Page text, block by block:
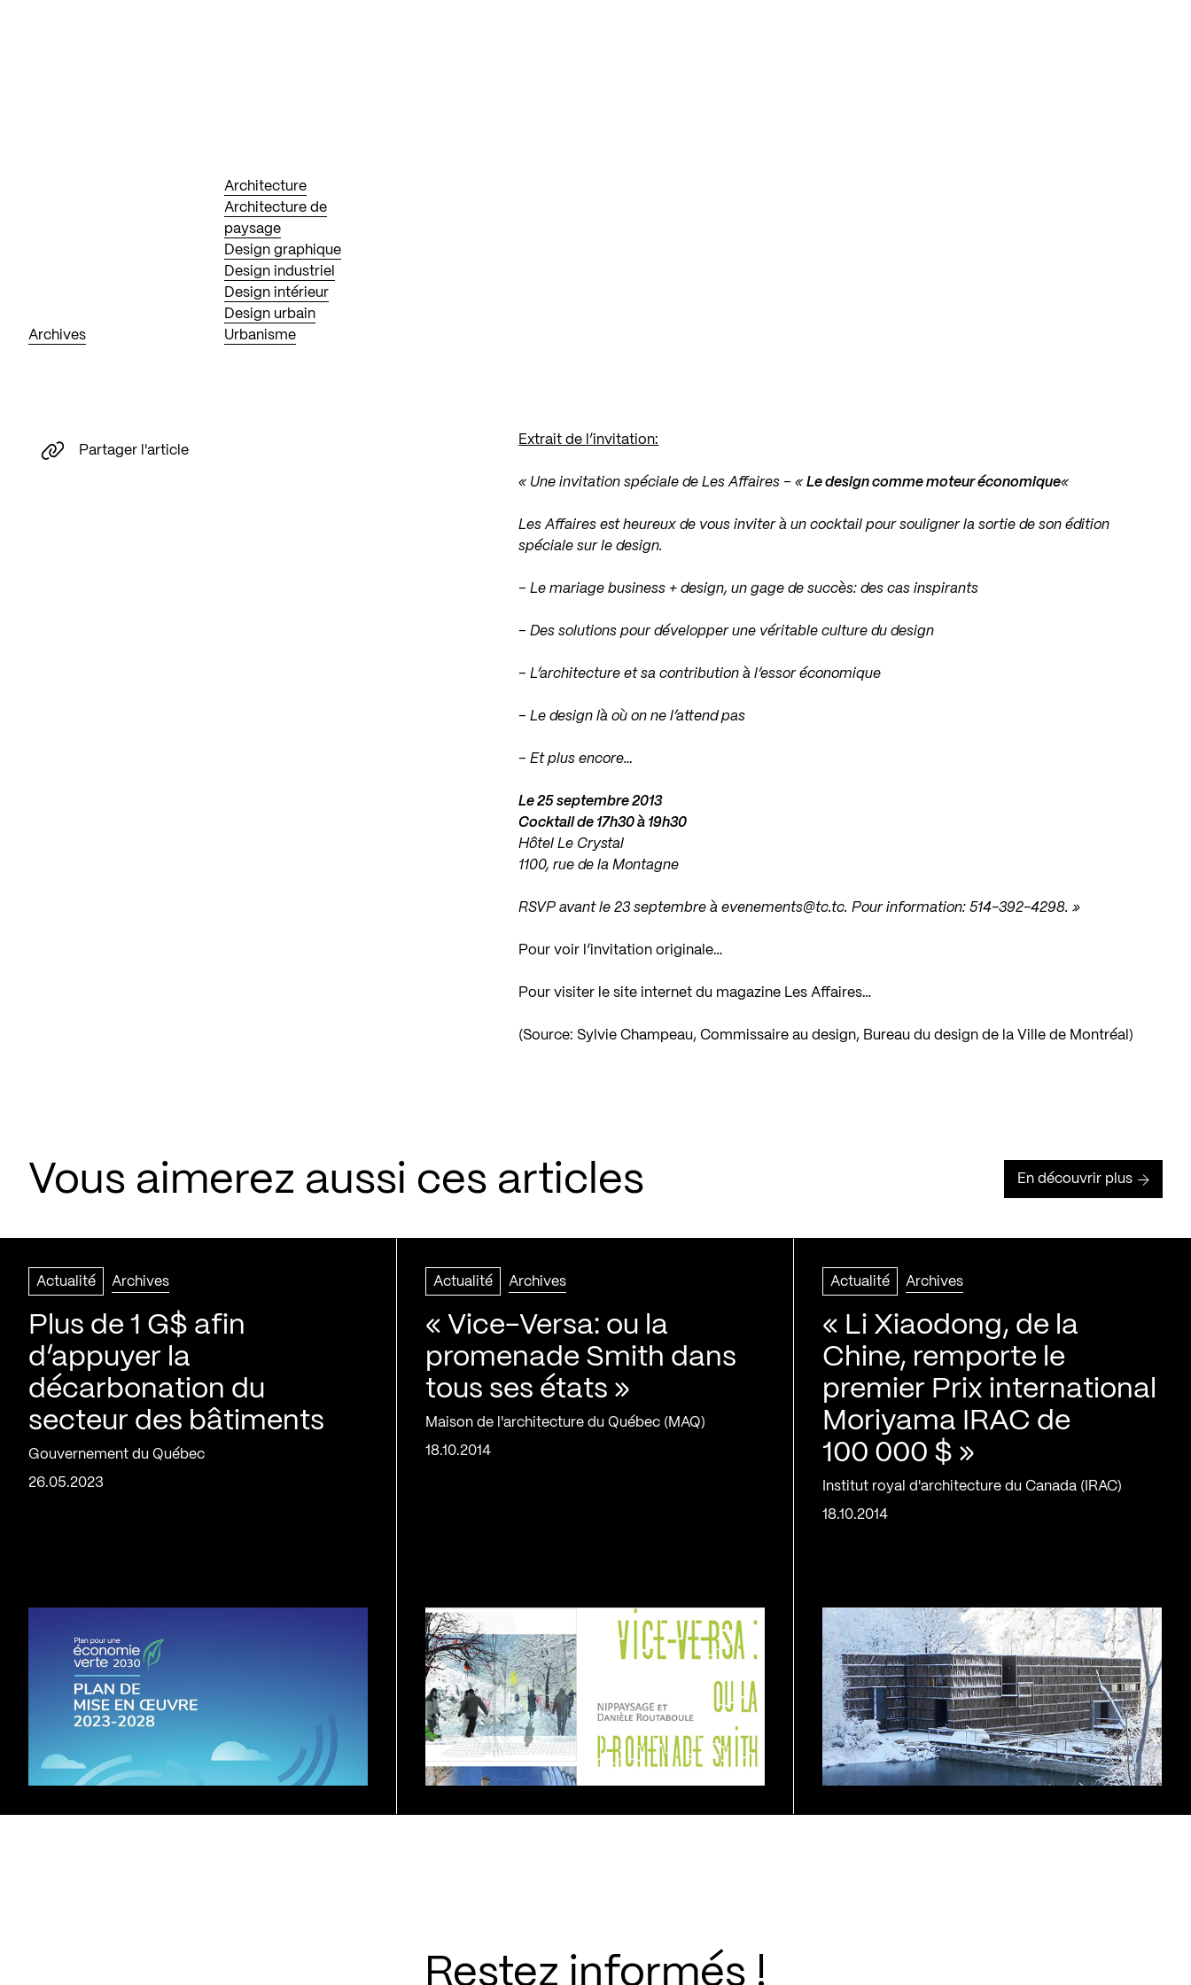
Archives
Architecture
Architecture de
paysage
Design graphique
Design industriel
Design intérieur
Design urbain
Urbanisme
Extrait de l’invitation:
« Une invitation spéciale de Les Affaires – «Le design comme moteur économique«
Les Affaires est heureux de vous inviter à un cocktail pour souligner la sortie de son édition
spéciale sur le design.
– Le mariage business + design, un gage de succès: des cas inspirants
– Des solutions pour développer une véritable culture du design
– L’architecture et sa contribution à l’essor économique
– Le design là où on ne l’attend pas
– Et plus encore…
Le 25 septembre 2013
Cocktail de 17h30 à 19h30
Hôtel Le Crystal
1100, rue de la Montagne
RSVP avant le 23 septembre àevenements@tc.tc. Pour information: 514-392-4298. »
Pour voir l’invitation originale…
Pour visiter le site internet du magazine Les Affaires…
(Source: Sylvie Champeau, Commissaire au design, Bureau du design de la Ville de Montréal)
Partager l'article
Vous aimerez aussi ces articles En découvrir plus
Actualité Archives
Plus de 1 G$ afin
d’appuyer la
décarbonation du
secteur des bâtiments
Gouvernement du Québec
26.05.2023
Actualité Archives
« Vice-Versa: ou la
promenade Smith dans
tous ses états »
Maison de l'architecture du Québec (MAQ)
18.10.2014
Actualité Archives
« Li Xiaodong, de la
Chine, remporte le
premier Prix international
Moriyama IRAC de
100 000 $ »
Institut royal d'architecture du Canada (IRAC)
18.10.2014
Restez informés !